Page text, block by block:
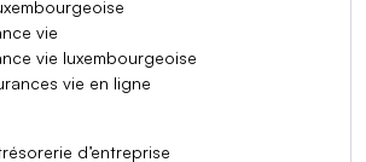
vie
vie luxembourgeoise
vie en ligne
d’entreprise